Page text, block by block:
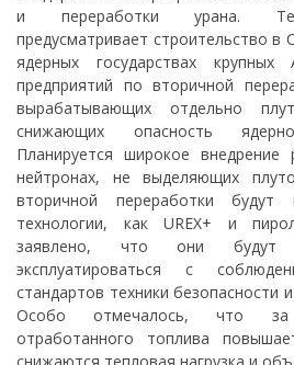
и переработки урана.
предусматривает строительство в
ядерных государствах
предприятий по вторичной
вырабатывающих отдельно
снижающих опасность
Планируется широкое
нейтронах, не выделяющих
вторичной переработки будут
технологии, как UREX+ и
заявлено, что они будут
эксплуатироваться с
стандартов техники безопасности
Особо отмечалось, что за
отработанного топлива
снижаются тепловая нагрузка и